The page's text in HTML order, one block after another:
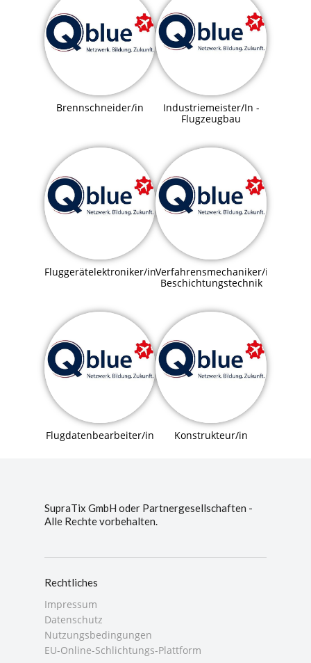
Brennschneider/in
Industriemeister/In -
Flugzeugbau
Fluggerätelektroniker/inVerfahrensmechaniker/in
Beschichtungstechnik
Flugdatenbearbeiter/in Konstrukteur/in
SupraTix GmbH oder Partnergesellschaften -
Alle Rechte vorbehalten.
Rechtliches
Impressum
Datenschutz
Nutzungsbedingungen
EU-Online-Schlichtungs-Plattform